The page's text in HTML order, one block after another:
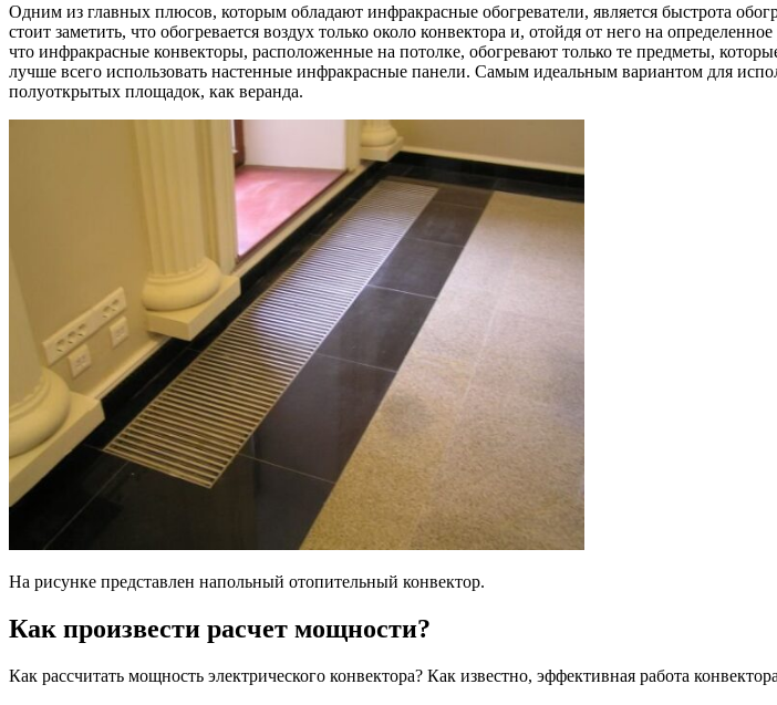
Одним из главных плюсов, которым обладают инфракрасные обогреватели, является быстрота
стоит заметить, что обогревается воздух только около конвектора и, отойдя от него на
что инфракрасные конвекторы, расположенные на потолке, обогревают только те предметы,
лучше всего использовать настенные инфракрасные панели. Самым идеальным вариантом для
полуоткрытых площадок, как веранда.
На рисунке представлен напольный отопительный конвектор.
Как произвести расчет мощности?
Как рассчитать мощность электрического конвектора? Как известно, эффективная работа